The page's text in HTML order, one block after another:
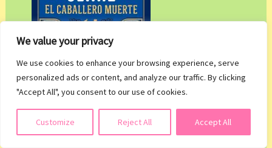
We value your privacy
We use cookies to enhance your browsing experience, serve
personalized ads or content, and analyze our traffic. By clicking
"Accept All", you consent to our use of cookies.
Customize Reject All Accept All
Título: El caballero muerte
Suscribirse